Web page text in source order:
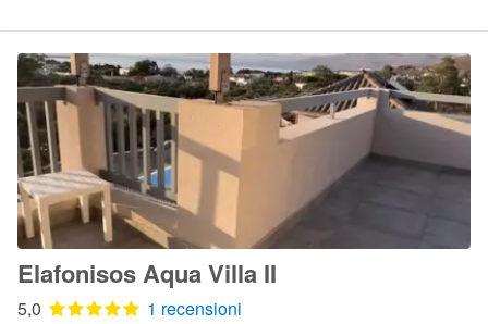
Elafonisos Aqua Villa II
5,0
1 recensioni